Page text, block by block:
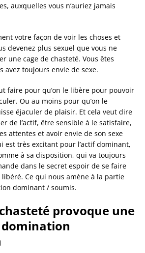
auxquelles vous n’auriez jamais
votre façon de voir les choses et
devenez plus sexuel que vous ne
une cage de chasteté. Vous êtes
avez toujours envie de sexe.
faire pour qu’on le libère pour pouvoir
Ou au moins pour qu’on le
éjaculer de plaisir. Et cela veut dire
de l’actif, être sensible à le satisfaire,
attentes et avoir envie de son sexe
est très excitant pour l’actif dominant,
à sa disposition, qui va toujours
dans le secret espoir de se faire
libéré. Ce qui nous amène à la partie
dominant / soumis.
provoque une